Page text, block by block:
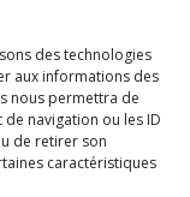
des technologies
aux informations des
nous permettra de
navigation ou les ID
de retirer son
caractéristiques